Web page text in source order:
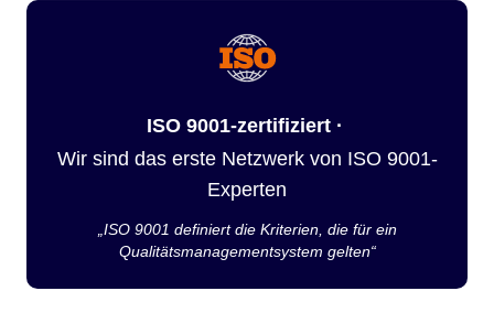
ISO 9001-zertifiziert ·
Wir sind das erste Netzwerk von ISO 9001-
Experten
„ISO 9001 definiert die Kriterien, die für ein
Qualitätsmanagementsystem gelten“